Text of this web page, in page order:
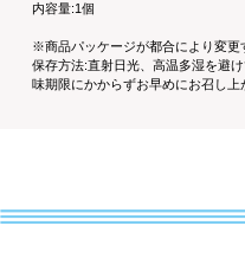
内容量:1個
※商品パッケージが都合により変更
保存方法:直射日光、高温多湿を避
味期限にかからずお早めにお召し上